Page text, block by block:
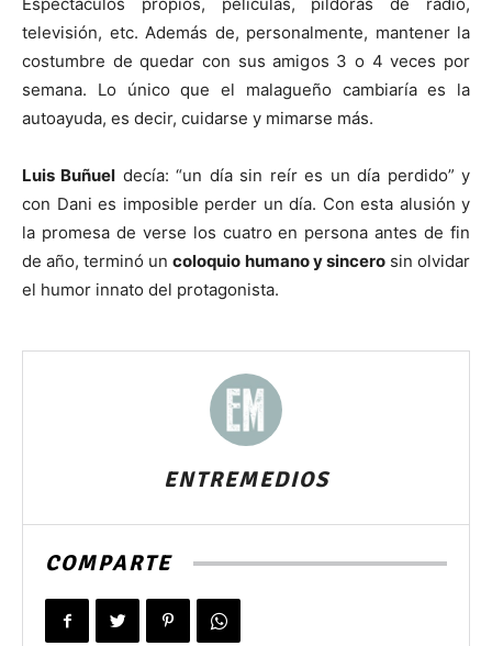
televisión, etc. Además de, personalmente, mantener la
costumbre de quedar con sus amigos 3 o 4 veces por
semana. Lo único que el malagueño cambiaría es la
autoayuda, es decir, cuidarse y mimarse más.
Luis Buñuel decía: “un día sin reír es un día perdido” y
con Dani es imposible perder un día. Con esta alusión y
la promesa de verse los cuatro en persona antes de fin
de año, terminó uncoloquio humano y sincerosin olvidar
el humor innato del protagonista.
ENTREMEDIOS
COMPARTE